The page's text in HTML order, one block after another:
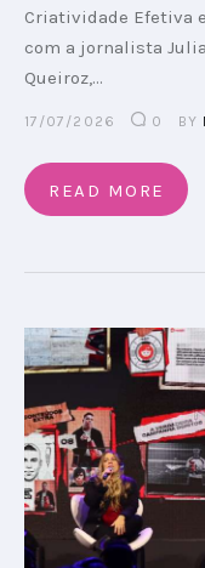
Criatividade Efetiva
com a jornalista
Queiroz,…
17/07/2026 0 BY
READ MORE